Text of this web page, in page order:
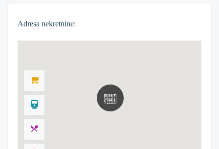
Adresa nekretnine: